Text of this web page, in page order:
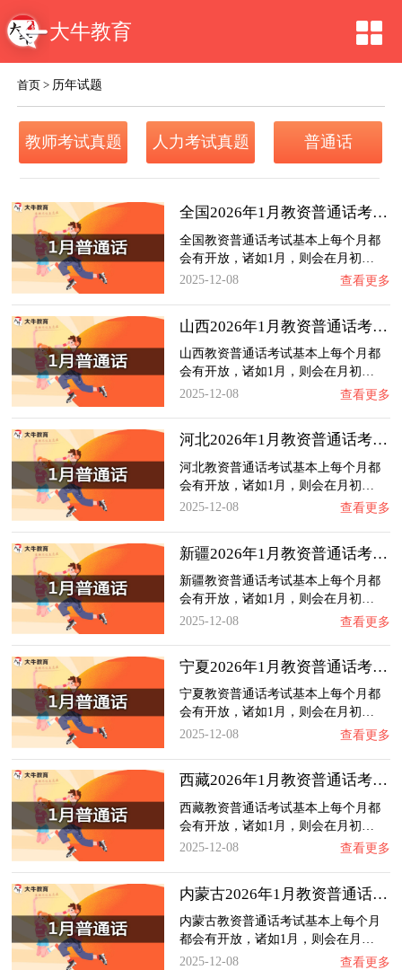
大牛教育
首页 > 历年试题
教师考试真题 人力考试真题 普通话
全国2026年1月教资普通话考试日程（+指南）
全国教资普通话考试基本上每个月都
会有开放，诸如1月，则会在月初…
2025-12-08
查看更多
山西2026年1月教资普通话考试日程（+指南）
山西教资普通话考试基本上每个月都
会有开放，诸如1月，则会在月初…
2025-12-08
查看更多
河北2026年1月教资普通话考试日程（+指南）
河北教资普通话考试基本上每个月都
会有开放，诸如1月，则会在月初…
2025-12-08
查看更多
新疆2026年1月教资普通话考试日程（+指南）
新疆教资普通话考试基本上每个月都
会有开放，诸如1月，则会在月初…
2025-12-08
查看更多
宁夏2026年1月教资普通话考试日程（+指南）
宁夏教资普通话考试基本上每个月都
会有开放，诸如1月，则会在月初…
2025-12-08
查看更多
西藏2026年1月教资普通话考试日程（+指南）
西藏教资普通话考试基本上每个月都
会有开放，诸如1月，则会在月初…
2025-12-08
查看更多
内蒙古2026年1月教资普通话考试日程（+指南）…
内蒙古教资普通话考试基本上每个月
都会有开放，诸如1月，则会在月…
2025-12-08
查看更多